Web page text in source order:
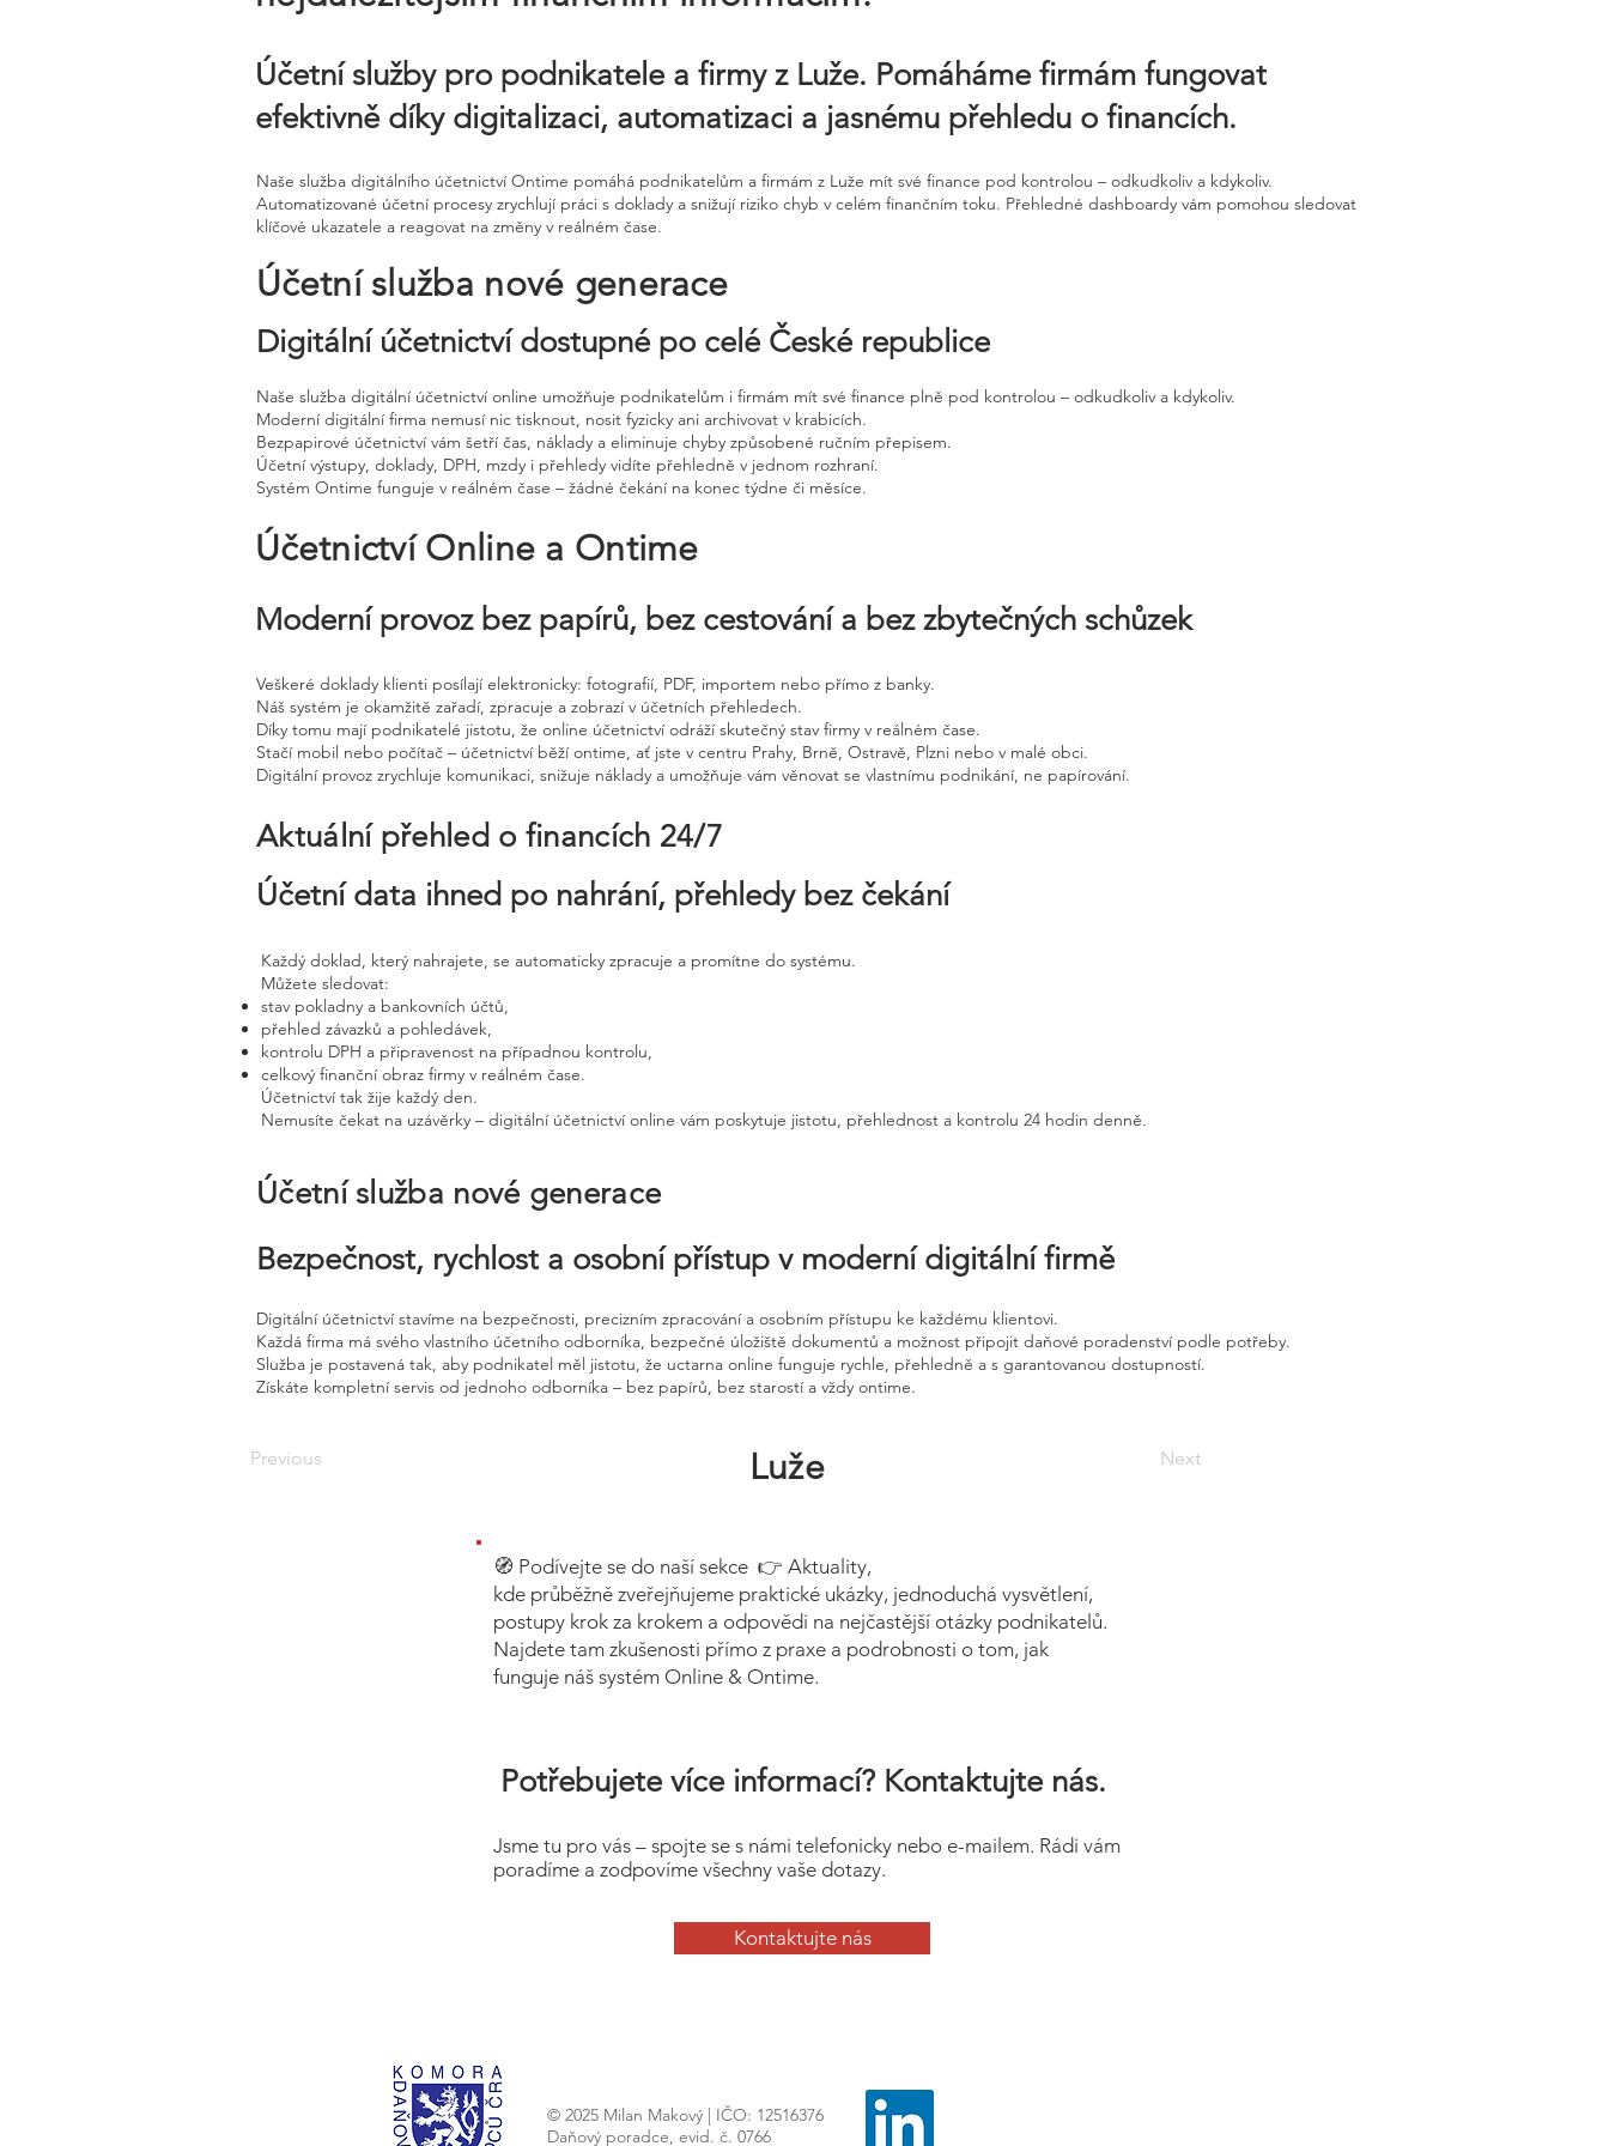
Účetní služby pro podnikatele a firmy z Luže. Pomáháme firmám fungovat
efektivně díky digitalizaci, automatizaci a jasnému přehledu o financích.
Naše služba digitálního účetnictví Ontime pomáhá podnikatelům a firmám z Luže mít své finance pod kontrolou – odkudkoliv a kdykoliv.
Automatizované účetní procesy zrychlují práci s doklady a snižují riziko chyb v celém finančním toku. Přehledné dashboardy vám pomohou sledovat
klíčové ukazatele a reagovat na změny v reálném čase.
Účetní služba nové generace
Digitální účetnictví dostupné po celé České republice
Naše služba digitální účetnictví online umožňuje podnikatelům i firmám mít své finance plně pod kontrolou – odkudkoliv a kdykoliv.
Moderní digitální firma nemusí nic tisknout, nosit fyzicky ani archivovat v krabicích.
Bezpapirové účetnictví vám šetří čas, náklady a eliminuje chyby způsobené ručním přepisem.
Účetní výstupy, doklady, DPH, mzdy i přehledy vidíte přehledně v jednom rozhraní.
Systém Ontime funguje v reálném čase – žádné čekání na konec týdne či měsíce.
Účetnictví Online a Ontime
Moderní provoz bez papírů, bez cestování a bez zbytečných schůzek
Veškeré doklady klienti posílají elektronicky: fotografií, PDF, importem nebo přímo z banky.
Náš systém je okamžitě zařadí, zpracuje a zobrazí v účetních přehledech.
Díky tomu mají podnikatelé jistotu, že online účetnictví odráží skutečný stav firmy v reálném čase.
Stačí mobil nebo počítač – účetnictví běží ontime, ať jste v centru Prahy, Brně, Ostravě, Plzni nebo v malé obci.
Digitální provoz zrychluje komunikaci, snižuje náklady a umožňuje vám věnovat se vlastnímu podnikání, ne papírování.
Aktuální přehled o financích 24/7
Účetní data ihned po nahrání, přehledy bez čekání
Každý doklad, který nahrajete, se automaticky zpracuje a promítne do systému.
Můžete sledovat:
stav pokladny a bankovních účtů,
přehled závazků a pohledávek,
kontrolu DPH a připravenost na případnou kontrolu,
celkový finanční obraz firmy v reálném čase.
Účetnictví tak žije každý den.
Nemusíte čekat na uzávěrky – digitální účetnictví online vám poskytuje jistotu, přehlednost a kontrolu 24 hodin denně.
Účetní služba nové generace
Bezpečnost, rychlost a osobní přístup v moderní digitální firmě
Digitální účetnictví stavíme na bezpečnosti, precizním zpracování a osobním přístupu ke každému klientovi.
Každá firma má svého vlastního účetního odborníka, bezpečné úložiště dokumentů a možnost připojit daňové poradenství podle potřeby.
Služba je postavená tak, aby podnikatel měl jistotu, že uctarna online funguje rychle, přehledně a s garantovanou dostupností.
Získáte kompletní servis od jednoho odborníka – bez papírů, bez starostí a vždy ontime.
Previous Next
Luže
🧭 Podívejte se do naší sekce 👉 Aktuality,
kde průběžně zveřejňujeme praktické ukázky, jednoduchá vysvětlení,
postupy krok za krokem a odpovědi na nejčastější otázky podnikatelů.
Najdete tam zkušenosti přímo z praxe a podrobnosti o tom, jak
funguje náš systém Online & Ontime.
Potřebujete více informací? Kontaktujte nás.
Jsme tu pro vás – spojte se s námi telefonicky nebo e-mailem. Rádi vám
poradíme a zodpovíme všechny vaše dotazy.
Kontaktujte nás
© 2025 Milan Makový | IČO: 12516376
Daňový poradce, evid. č. 0766